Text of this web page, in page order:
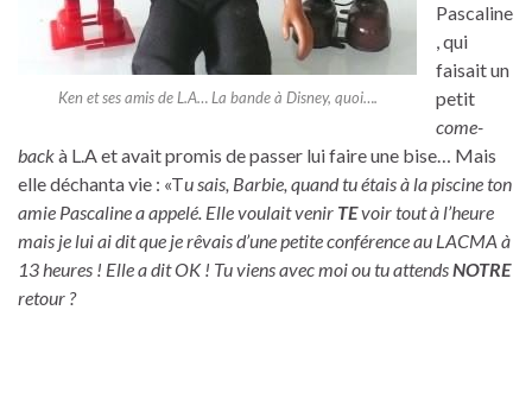
Ken et ses amis de L.A… La bande à Disney, quoi….
Pascaline
, qui
faisait un
petit
come-
backà L.A et avait promis de passer lui faire une bise… Mais
elle déchanta vie : «Tu sais, Barbie, quand tu étais à la piscine ton
amie Pascaline a appelé. Elle voulait venir TEvoir tout à l’heure
mais je lui ai dit que je rêvais d’une petite conférence au LACMA à
13 heures ! Elle a dit OK ! Tu viens avec moi ou tu attendsNOTRE
retour ?